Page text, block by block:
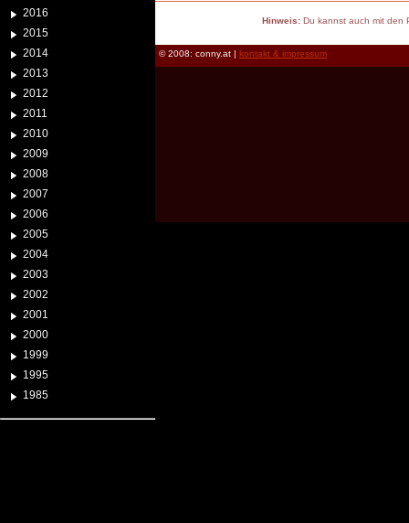
2016
2015
2014
2013
2012
2011
2010
2009
2008
2007
2006
2005
2004
2003
2002
2001
2000
1999
1995
1985
Hinweis:Du kannst auch mit den
© 2008: conny.at | kontakt & impressum